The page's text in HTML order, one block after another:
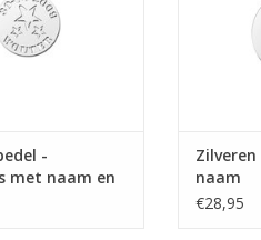
-
met naam en
naam
€28,95